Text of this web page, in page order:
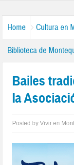
Home Cultura en
Biblioteca de
Bailes
la
Posted byVivir en